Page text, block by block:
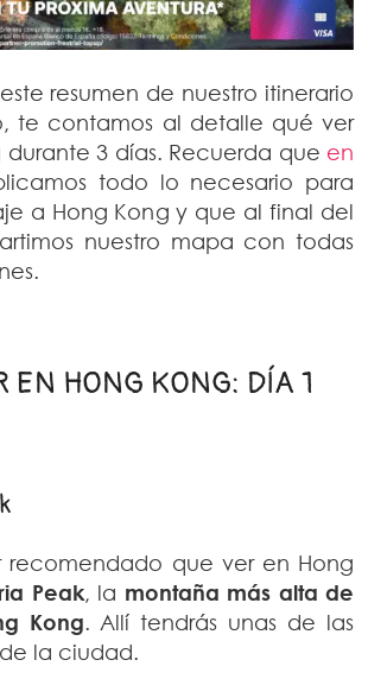
resumen de nuestro itinerario
te contamos al detalle qué ver
durante 3 días. Recuerda que en
todo lo necesario para
a Hong Kong y que al final del
nuestro mapa con todas
EN HONG KONG: DÍA 1
recomendado que ver en Hong
Peak, la montaña más alta de
Kong. Allí tendrás unas de las
la ciudad.